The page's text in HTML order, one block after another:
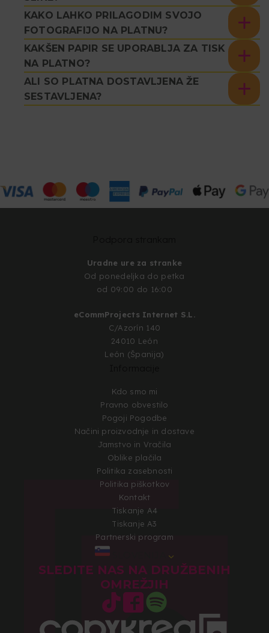
KAKO LAHKO PRILAGODIM SVOJO
FOTOGRAFIJO NA PLATNU?
KAKŠEN PAPIR SE UPORABLJA ZA TISK
NA PLATNO?
ALI SO PLATNA DOSTAVLJENA ŽE
SESTAVLJENA?
Uradne ure za stranke
Od ponedeljka do petka
od 09:00 do 16:00
eCommProjects Internet S.L.
C/Azorín 140
24010 León
León (Španija)
Kdo smo mi
Pravno obvestilo
Pogoji Pogodbe
Načini proizvodnje in dostave
Jamstvo in Vračila
Oblike plačila
Politika zasebnosti
Politika piškotkov
Kontakt
Tiskanje A4
Tiskanje A3
Partnerski program
SLEDITE NAS NA DRUŽBENIH
OMREŽJIH